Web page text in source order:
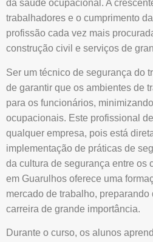
da saúde ocupacional. A
trabalhadores e o cumprimento
profissão cada vez mais
construção civil e serviços de
Ser um técnico de segurança do
de garantir que os ambientes de
para os funcionários,
ocupacionais. Este profissional
qualquer empresa, pois está
implementação de práticas de
da cultura de segurança entre os
em Guarulhos oferece uma
mercado de trabalho,
carreira de grande importância.
Durante o curso, os alunos